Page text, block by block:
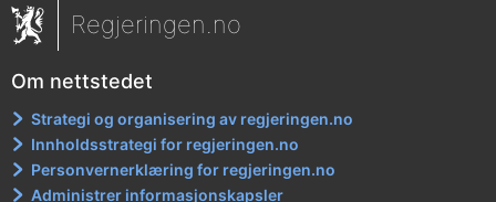
Regjeringen.no
Om nettstedet
Strategi og organisering av regjeringen.no
Innholdsstrategi for regjeringen.no
Personvernerklæring for regjeringen.no
Administrer informasjonskapsler